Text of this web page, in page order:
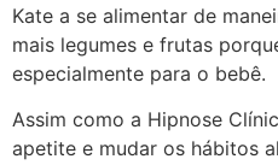
Kate a se alimentar de
mais legumes e frutas
especialmente para o bebê.
Assim como a Hipnose
apetite e mudar os hábitos